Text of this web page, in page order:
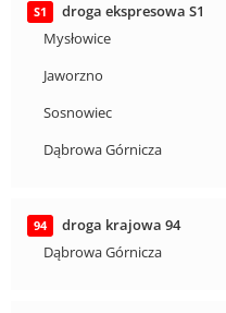
S1
droga ekspresowa S1
Mysłowice
Jaworzno
Sosnowiec
Dąbrowa Górnicza
94
droga krajowa 94
Dąbrowa Górnicza